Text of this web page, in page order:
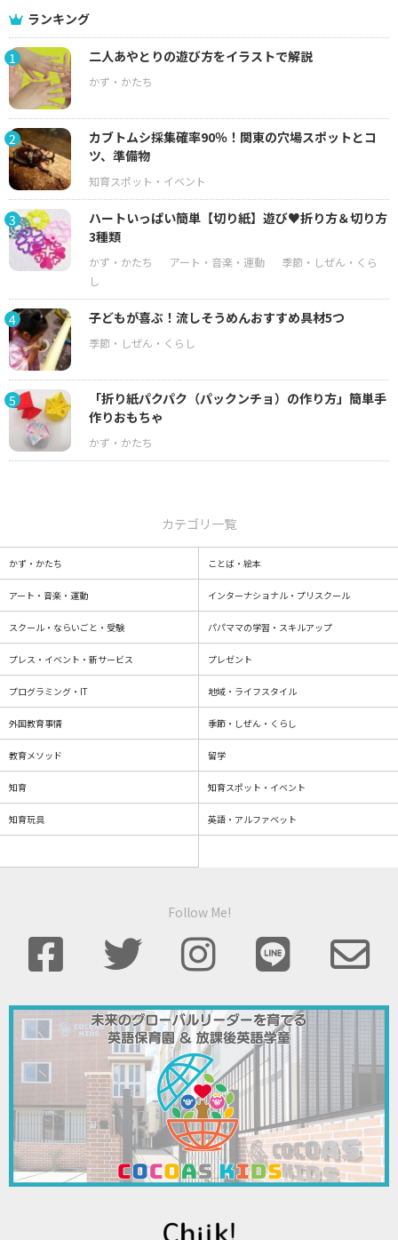
ランキング
1 二人あやとりの遊び方をイラストで解説
2
カブトムシ採集確率90％！関東の穴場スポットとコ
ツ、準備物
3
ハートいっぱい簡単【切り紙】遊び♥折り方＆切り方
3種類
4 子どもが喜ぶ！流しそうめんおすすめ具材5つ
5
「折り紙パクパク（パックンチョ）の作り方」簡単手
作りおもちゃ
カテゴリ一覧
かず・かたち ことば・絵本
アート・音楽・運動 インターナショナル・プリスクール
スクール・ならいごと・受験 パパママの学習・スキルアップ
プレス・イベント・新サービス プレゼント
プログラミング・IT 地域・ライフスタイル
外国教育事情 季節・しぜん・くらし
教育メソッド 留学
知育 知育スポット・イベント
知育玩具 英語・アルファベット
Follow Me!